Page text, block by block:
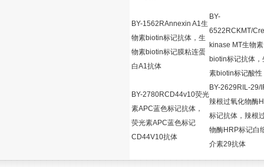
BY-1562RAnnexin A1生
物素biotin标记抗体，生
物素biotin标记膜粘连蛋
白A1抗体
BY-
6522RCKMT/
kinase MT生物素
biotin标记抗体，
素biotin标记酸性
BY-2780RCD44v10荧光
素APC蓝色标记抗体，
荧光素APC蓝色标记
CD44V10抗体
BY-2629RIL-29/
辣根过氧化物酶
标记抗体，辣根
物酶HRP标记白
介素29抗体